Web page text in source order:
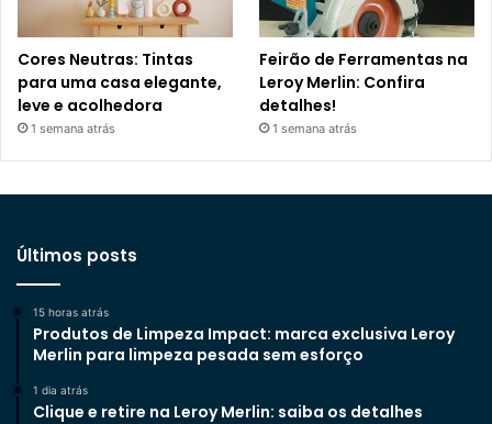
Cores Neutras: Tintas
para uma casa elegante,
leve e acolhedora
1 semana atrás
Feirão de Ferramentas na
Leroy Merlin: Confira
detalhes!
1 semana atrás
Últimos posts
15 horas atrás
Produtos de Limpeza Impact: marca exclusiva Leroy
Merlin para limpeza pesada sem esforço
1 dia atrás
Clique e retire na Leroy Merlin: saiba os detalhes